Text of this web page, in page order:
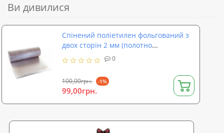
Ви дивилися
Спінений поліетилен фольгований з
двох сторін 2 мм (полотно
фольгований з двох сторін 2мм)
0
100,00грн. -1%
99,00грн.